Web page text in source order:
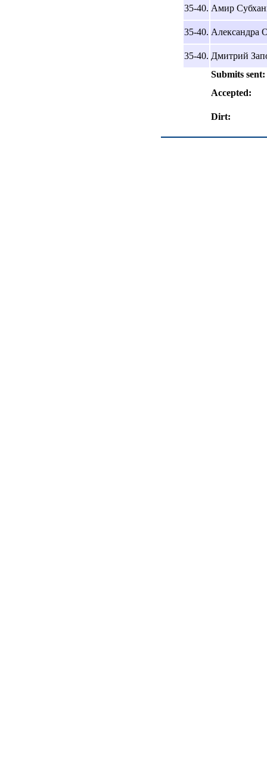
35-40. Амир
35-40. Александра
35-40. Дмитрий
Submits sent:
Accepted:
Dirt: